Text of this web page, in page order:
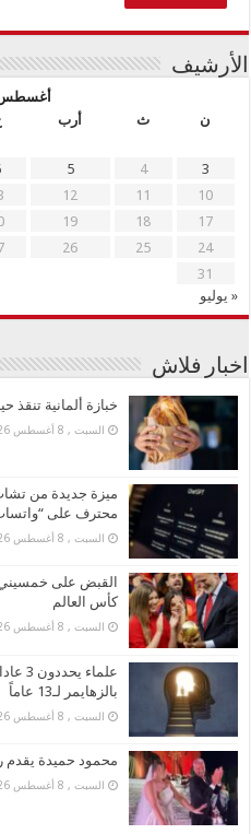
الأرشيف
أغسطس
ن
ث أرب
3
4
5
10
11
12
17
18
19
24
25
26
31
« يوليو
اخبار فلاش
خبازة ألمانية تنقذ
السبت , 8 أغسطس 2026
ميزة جديدة من
محترف على
السبت , 8 أغسطس 2026
القبض على خمسيني
كأس العالم
السبت , 8 أغسطس 2026
بالزهايمر لـ13 عاماً
السبت , 8 أغسطس 2026
محمود حميدة يقدم رقصة عمرها
السبت , 8 أغسطس 2026